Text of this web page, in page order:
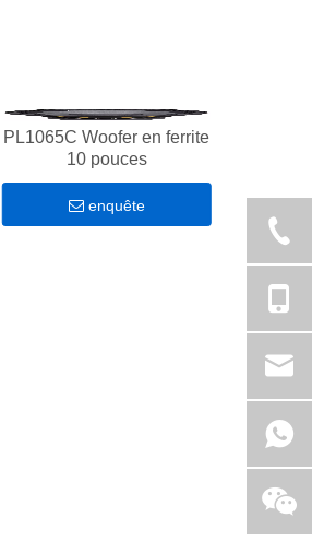
PL1065C Woofer en ferrite
10 pouces
enquête